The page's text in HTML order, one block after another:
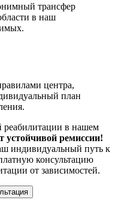
трансфер
в наш
центра,
план
реабилитации в нашем
устойчивой ремиссии!
индивидуальный путь к
консультацию
от зависимостей.